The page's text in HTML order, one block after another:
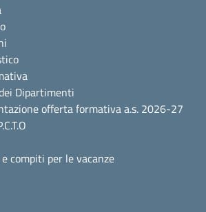
Dipartimenti
offerta formativa a.s. 2026-27
compiti per le vacanze